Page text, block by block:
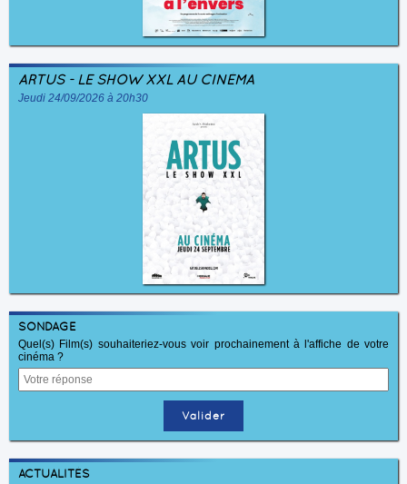
ARTUS - LE SHOW XXL AU CINÉMA
Jeudi 24/09/2026 à 20h30
SONDAGE
Quel(s) Film(s) souhaiteriez-vous voir prochainement à l'affiche de votre
cinéma ?
ACTUALITÉS